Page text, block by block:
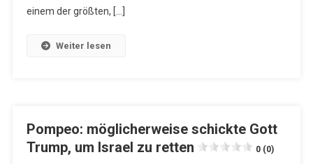
einem der größten, […]
Weiter lesen
Pompeo: möglicherweise schickte Gott
Trump, um Israel zu retten
0 (0)